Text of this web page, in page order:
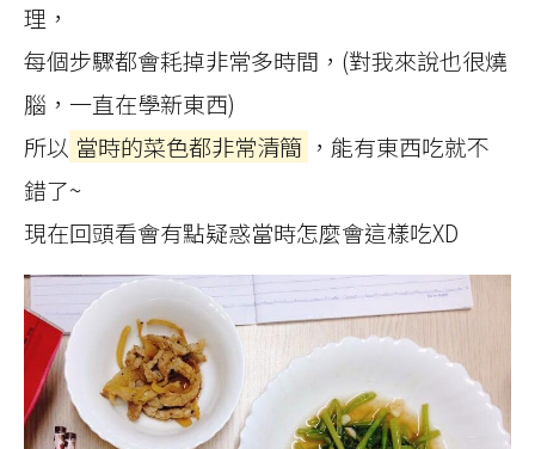
理，
每個步驟都會耗掉非常多時間，(對我來說也很燒
腦，一直在學新東西)
所以 當時的菜色都非常清簡 ，能有東西吃就不
錯了~
現在回頭看會有點疑惑當時怎麼會這樣吃XD